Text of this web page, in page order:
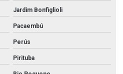
Jardim Bonfiglioli
Pacaembú
Perús
Pirituba